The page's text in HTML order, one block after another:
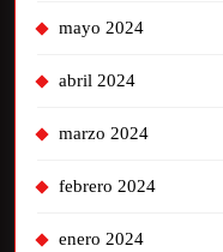
mayo 2024
abril 2024
marzo 2024
febrero 2024
enero 2024